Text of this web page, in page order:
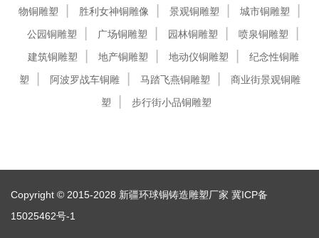
物铜雕塑
胜利女神铜雕像 景观铜雕塑
城市铜雕塑
公园铜雕塑
广场铜雕塑 园林铜雕塑
喷泉铜雕塑
建筑铜雕塑
地产铜雕塑 地动仪铜雕塑
纪念性铜雕
塑
阿波罗战车铜雕 马踏飞燕铜雕塑
商业街景观铜雕
塑
步行街小品铜雕塑
Copyright © 2015-2028 新疆环球铜铸造雕塑厂家 冀ICP备
15025462号-1